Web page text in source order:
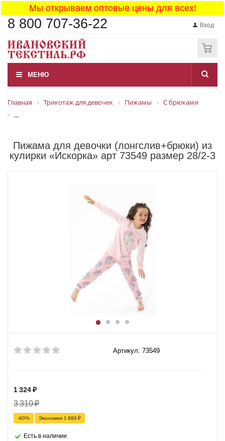
Мы открываем оптовые цены для всех!
8 800 707-36-22 Вход
МЕНЮ
Главная Трикотаж для девочек Пижамы
С брюками
...
Пижама для девочки (лонгслив+брюки) из
кулирки «Искорка» арт 73549 размер 28/2-3
Артикул: 73549
1 324₽
3 310₽
-60% Экономия 1 986 ₽
Есть в наличии